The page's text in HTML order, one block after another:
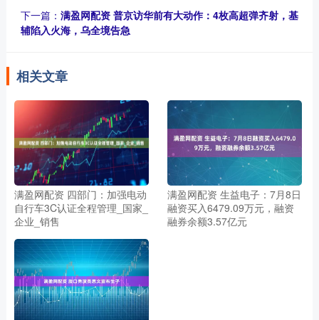
下一篇： 满盈网配资 普京访华前有大动作：4枚高超弹齐射，基
辅陷入火海，乌全境告急
相关文章
满盈网配资 四部门：加强电动
自行车3C认证全程管理_国家_
企业_销售
满盈网配资 生益电子：7月8日
融资买入6479.09万元，融资
融券余额3.57亿元